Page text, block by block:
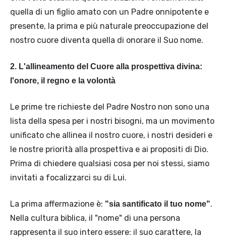
quella di un figlio amato con un Padre onnipotente e
presente, la prima e più naturale preoccupazione del
nostro cuore diventa quella di onorare il Suo nome.
2. L'allineamento del Cuore alla prospettiva divina:
l'onore, il regno e la volontà
Le prime tre richieste del Padre Nostro non sono una
lista della spesa per i nostri bisogni, ma un movimento
unificato che allinea il nostro cuore, i nostri desideri e
le nostre priorità alla prospettiva e ai propositi di Dio.
Prima di chiedere qualsiasi cosa per noi stessi, siamo
invitati a focalizzarci su di Lui.
La prima affermazione è: "sia santificato il tuo nome".
Nella cultura biblica, il "nome" di una persona
rappresenta il suo intero essere: il suo carattere, la